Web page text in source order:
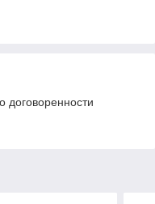
договоренности